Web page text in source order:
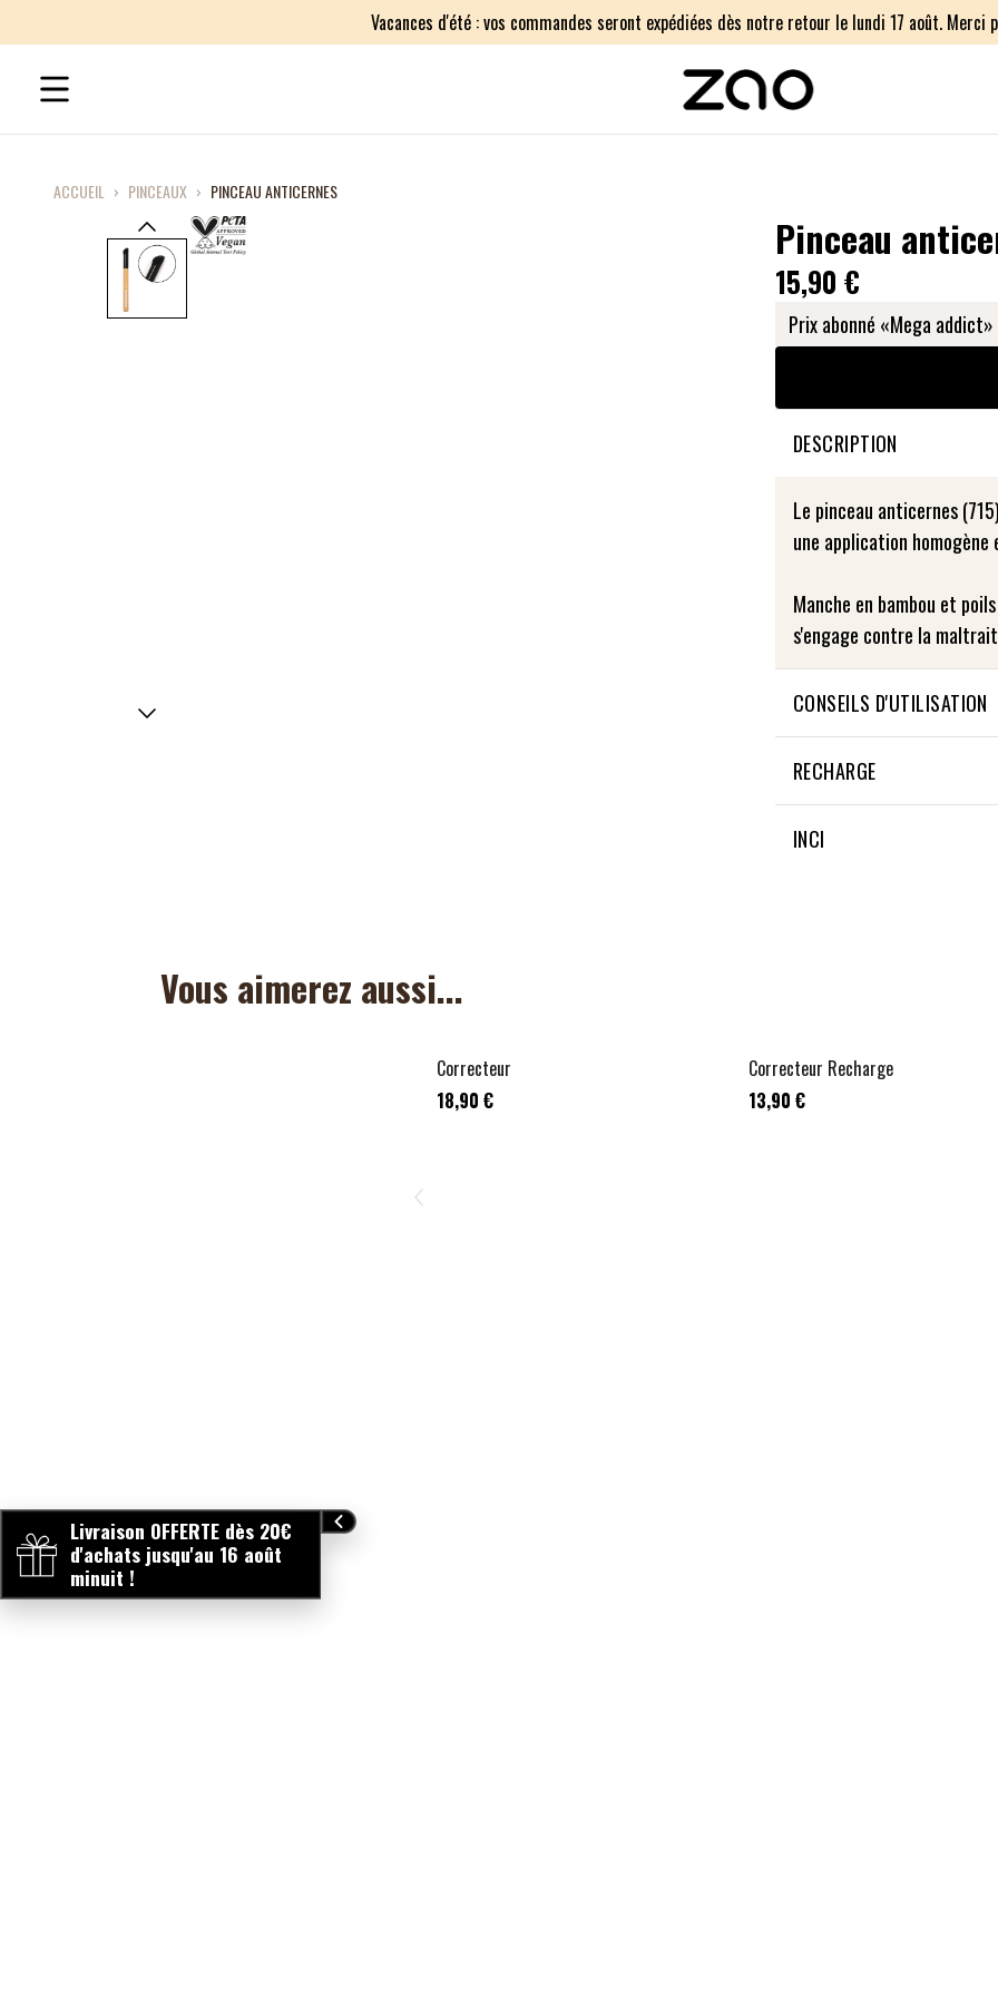
Vacances d'été : vos commandes seront expédiées dès notre retour le lundi 17 août. Merci
ACCUEIL › PINCEAUX › PINCEAU ANTICERNES
Pinceau
15,90 €
Prix abonné «Mega addict»
DESCRIPTION
Le pinceau anticernes
une application
Manche en bambou et
s'engage contre la
CONSEILS D'UTILISATION
Déposer au préalable par
creux du cerne. Utiliser
en tapotement, de
RECHARGE
Not applicable
INCI
Vous aimerez aussi...
Correcteur
18,90 €
Correcteur Recharge
13,90 €
Livraison OFFERTE dès 20€
d'achats jusqu'au 16 août
minuit !